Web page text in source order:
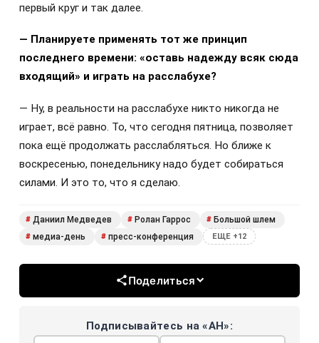
первый круг и так далее.
— Планируете применять тот же принцип
последнего времени: «оставь надежду всяк сюда
входящий» и играть на расслабухе?
— Ну, в реальности на расслабухе никто никогда не
играет, всё равно. То, что сегодня пятница, позволяет
пока ещё продолжать расслабляться. Но ближе к
воскресенью, понедельнику надо будет собираться
силами. И это то, что я сделаю.
# Даниил Медведев # Ролан Гаррос # Большой шлем
# медиа-день # пресс-конференция ЕЩЕ +12
Поделиться
Подписывайтесь на «АН»: